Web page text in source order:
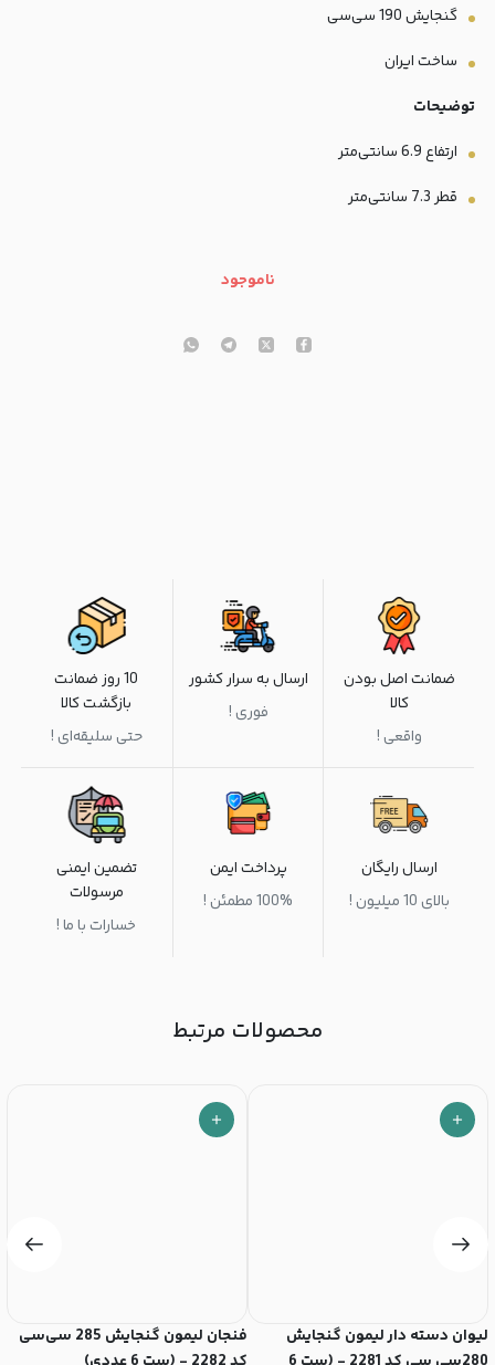
گنجایش 190 سی‌سی
ساخت ایران
توضیحات
ارتفاع 6.9 سانتی‌متر
قطر 7.3 سانتی‌متر
ناموجود
ضمانت اصل بودن
کالا
واقعی !
ارسال به سرار کشور
فوری !
10 روز ضمانت
بازگشت کالا
حتی سلیقه‌ای !
ارسال رایگان
بالای 10 میلیون !
پرداخت ایمن
100% مطمئن !
تضمین ایمنی
مرسولات
خسارات با ما !
محصولات مرتبط
لیوان دسته دار لیمون گنجایش
فنجان لیمون گنجایش 285 سی‌سی